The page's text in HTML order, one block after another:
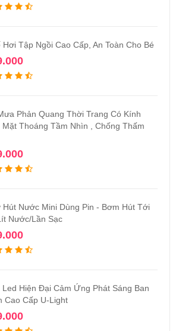
Hơi Tập Ngồi Cao Cấp, An Toàn Cho Bé
Phản Quang Thời Trang Có Kính
Mặt Thoáng Tầm Nhìn , Chống Thấm
Hút Nước Mini Dùng Pin - Bơm Hút Tới
Nước/Lần Sạc
Hiện Đại Cảm Ứng Phát Sáng Ban
Cao Cấp U-Light